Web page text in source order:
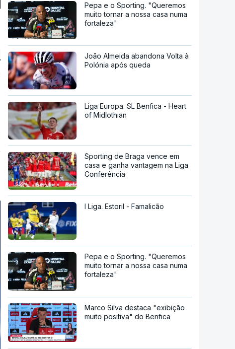
Pepa e o Sporting. "Queremos
muito tornar a nossa casa numa
fortaleza"
João Almeida abandona Volta à
Polónia após queda
Liga Europa. SL Benfica - Heart
of Midlothian
Sporting de Braga vence em
casa e ganha vantagem na Liga
Conferência
I Liga. Estoril - Famalicão
Pepa e o Sporting. "Queremos
muito tornar a nossa casa numa
fortaleza"
Marco Silva destaca "exibição
muito positiva" do Benfica